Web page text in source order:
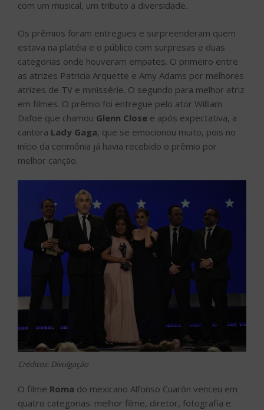
com um musical, um tributo a diversidade.
Os prêmios foram entregues e surpreenderam quem
estava na platéia e o público com surpresas e duas
categorias onde houveram empates. O primeiro entre
as atrizes Patricia Arquette e Amy Adams por melhores
atrizes de TV e minissérie. O segundo para melhor atriz
em filmes. O prêmio foi entregue pelo ator William
Dafoe que chamou Glenn Close e após expectativa, a
cantora Lady Gaga, que se emocionou muito, pois no
início da cerimônia já havia recebido o prêmio por
melhor canção.
Créditos: Divulgação
O filme Roma do mexicano Alfonso Cuarón venceu em
quatro categorias: melhor filme, diretor, fotografia e